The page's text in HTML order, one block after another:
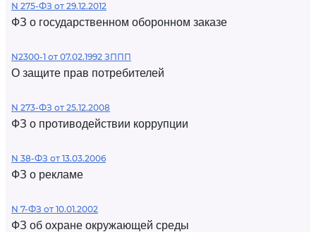
N 275-ФЗ от 29.12.2012
ФЗ о государственном оборонном заказе
N2300-1 от 07.02.1992 ЗППП
О защите прав потребителей
N 273-ФЗ от 25.12.2008
ФЗ о противодействии коррупции
N 38-ФЗ от 13.03.2006
ФЗ о рекламе
N 7-ФЗ от 10.01.2002
ФЗ об охране окружающей среды